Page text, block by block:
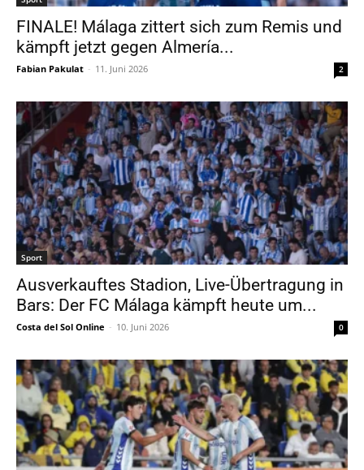
FINALE! Málaga zittert sich zum Remis und
kämpft jetzt gegen Almería...
Fabian Pakulat - 11. Juni 2026 2
Sport
Ausverkauftes Stadion, Live-Übertragung in
Bars: Der FC Málaga kämpft heute um...
Costa del Sol Online - 10. Juni 2026 0